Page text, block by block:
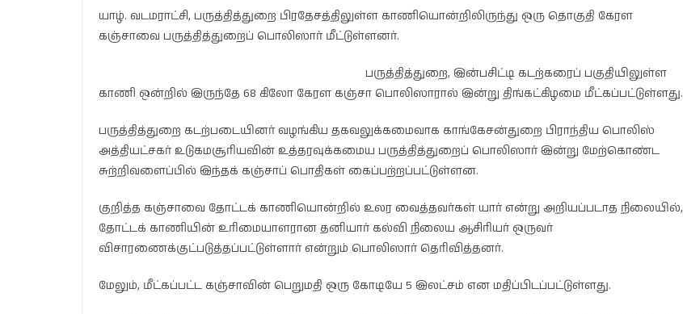
யாழ். வடமராட்சி, பருத்தித்துறை பிரதேசத்திலுள்ள காணியொன்றிலிருந்து ஒரு தொகுதி கேரள
கஞ்சாவை பருத்தித்துறைப் பொலிஸார் மீட்டுள்ளனர்.
பருத்தித்துறை, இன்பசிட்டி கடற்கரைப் பகுதியிலுள்ள
காணி ஒன்றில் இருந்தே 68 கிலோ கேரள கஞ்சா பொலிஸாரால் இன்று திங்கட்கிழமை மீட்கப்பட்டுள்ளது.
பருத்தித்துறை கடற்படையினர் வழங்கிய தகவலுக்கமைவாக காங்கேசன்துறை பிராந்திய பொலிஸ்
அத்தியட்சகர் உடுகமசூரியவின் உத்தரவுக்கமைய பருத்தித்துறைப் பொலிஸார் இன்று மேற்கொண்ட
சுற்றிவளைப்பில் இந்தக் கஞ்சாப் பொதிகள் கைப்பற்றப்பட்டுள்ளன.
குறித்த கஞ்சாவை தோட்டக் காணியொன்றில் உலர வைத்தவர்கள் யார் என்று அறியப்படாத நிலையில்,
தோட்டக் காணியின் உரிமையாளரான தனியார் கல்வி நிலைய ஆசிரியர் ஒருவர்
விசாரணைக்குட்படுத்தப்பட்டுள்ளார் என்றும் பொலிஸார் தெரிவித்தனர்.
மேலும், மீட்கப்பட்ட கஞ்சாவின் பெறுமதி ஒரு கோடியே 5 இலட்சம் என மதிப்பிடப்பட்டுள்ளது.